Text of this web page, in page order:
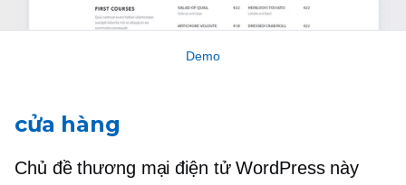
Demo
cửa hàng
Chủ đề thương mại điện tử WordPress này